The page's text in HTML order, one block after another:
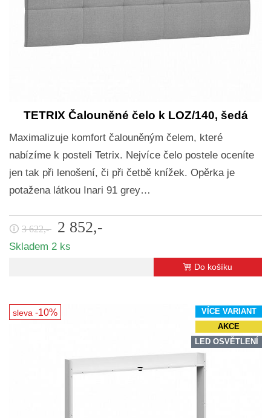
TETRIX Čalouněné čelo k LOZ/140, šedá
Maximalizuje komfort čalouněným čelem, které
nabízíme k posteli Tetrix. Nejvíce čelo postele oceníte
jen tak při lenošení, či při četbě knížek. Opěrka je
potažena látkou Inari 91 grey…
🛈 3 622,- 2 852,-
Skladem 2 ks
Do košíku
VÍCE VARIANT
AKCE
LED OSVĚTLENÍ
sleva -10%